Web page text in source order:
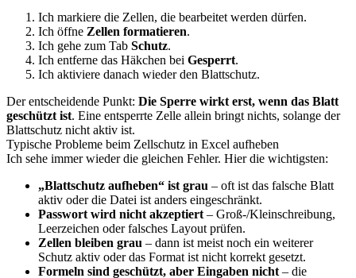
Ich markiere die Zellen, die bearbeitet werden dürfen.
Ich öffne Zellen formatieren.
Ich gehe zum Tab Schutz.
Ich entferne das Häkchen bei Gesperrt.
Ich aktiviere danach wieder den Blattschutz.
Der entscheidende Punkt: Die Sperre wirkt erst, wenn das Blatt
geschützt ist. Eine entsperrte Zelle allein bringt nichts, solange der
Blattschutz nicht aktiv ist.
Typische Probleme beim Zellschutz in Excel aufheben
Ich sehe immer wieder die gleichen Fehler. Hier die wichtigsten:
„Blattschutz aufheben“ ist grau – oft ist das falsche Blatt
aktiv oder die Datei ist anders eingeschränkt.
Passwort wird nicht akzeptiert – Groß-/Kleinschreibung,
Leerzeichen oder falsches Layout prüfen.
Zellen bleiben grau – dann ist meist noch ein weiterer
Schutz aktiv oder das Format ist nicht korrekt gesetzt.
Formeln sind geschützt, aber Eingaben nicht – die